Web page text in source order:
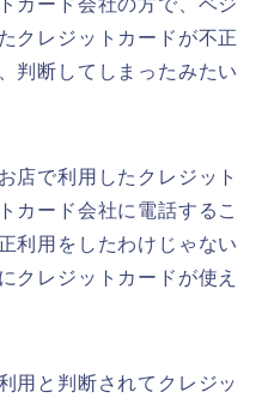
クレジットカードが不正
判断してしまったみたい
店で利用したクレジット
カード会社に電話するこ
利用をしたわけじゃない
クレジットカードが使え
用と判断されてクレジッ